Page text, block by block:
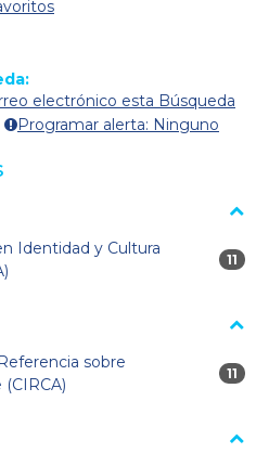
electrónico esta Búsqueda
Programar alerta: Ninguno
cuando se seleccione o excluya
Identidad y Cultura
11
11
sobre
11
11